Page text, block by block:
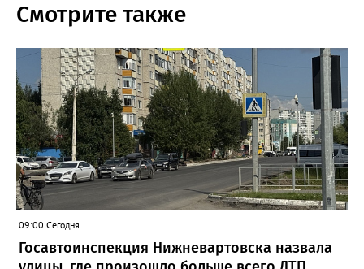
Смотрите также
09:00 Сегодня
Госавтоинспекция Нижневартовска назвала